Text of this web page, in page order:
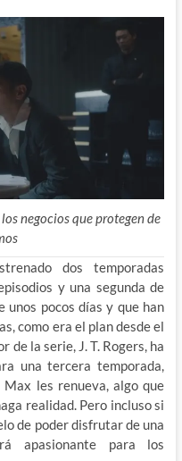
negocios que protegen de
dos temporadas
y una segunda de
unos pocos días y que han
como era el plan desde el
de la serie, J. T. Rogers, ha
una tercera temporada,
les renueva, algo que
realidad. Pero incluso si
de poder disfrutar de una
apasionante para los